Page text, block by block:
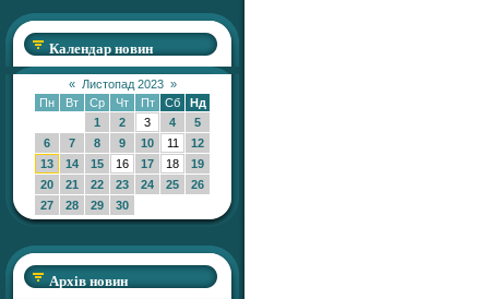
Календар новин
« Листопад 2023 »
Пн
Вт Ср Чт Пт Сб
Нд
1
2 3 4
5
6
7 8 9 10 11
12
13
14 15 16 17 18
19
20
21 22 23 24 25
26
27
28 29 30
Архів новин